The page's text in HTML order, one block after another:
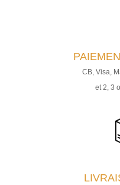
CB, Visa,
et 2, 3